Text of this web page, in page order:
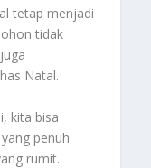
tetap menjadi
tidak
Natal.
kita bisa
penuh
rumit.